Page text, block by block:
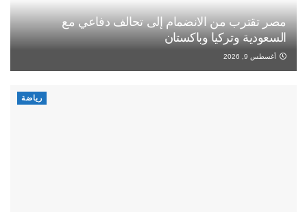
مصر تقترب من الانضمام إلى تحالف دفاعي مع
السعودية وتركيا وباكستان
أغسطس 9, 2026
رياضة